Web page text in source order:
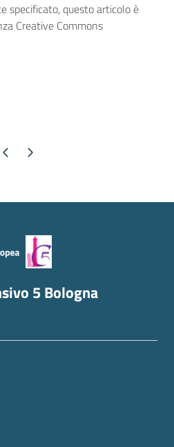
specificato, questo articolo è
Creative Commons
Pagina successiva
5 Bologna